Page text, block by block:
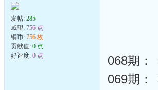
发帖: 285
威望: 756 点
铜币: 756 枚
贡献值: 0 点
好评度: 0 点 068期：
069期：